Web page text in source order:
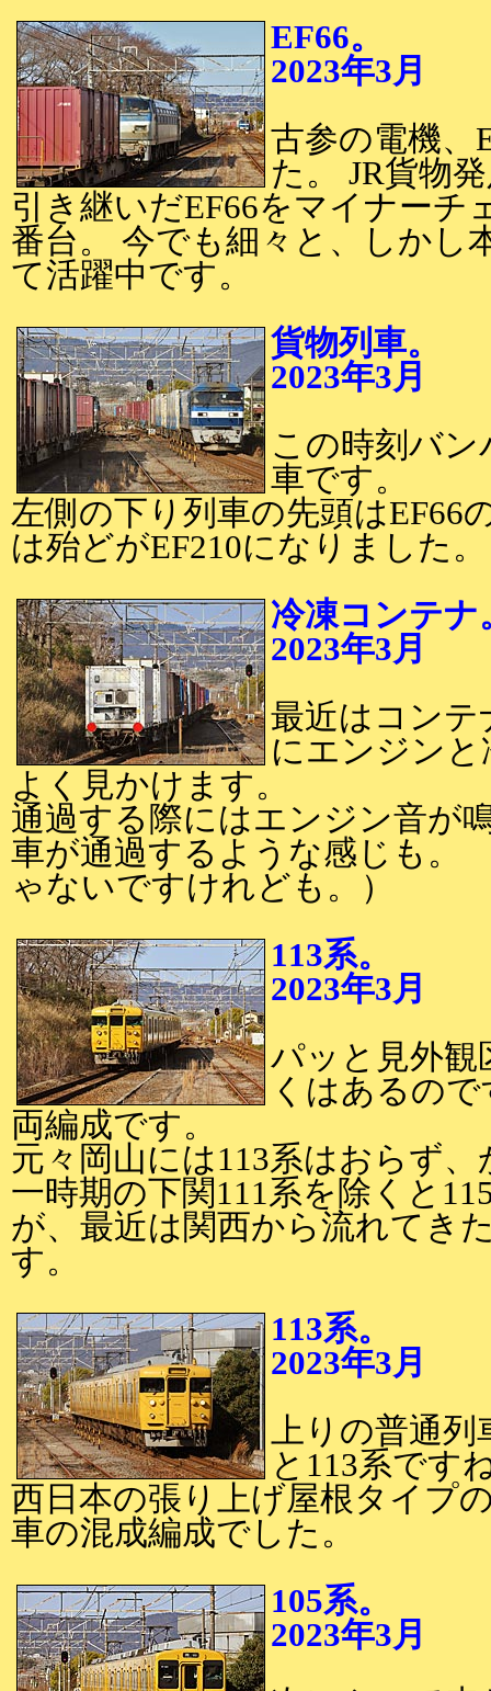
EF66。
2023年3月
古参の電機、
た。 JR貨物
引き継いだEF66をマイナーチ
番台。 今でも細々と、しかし
て活躍中です。
貨物列車。
2023年3月
この時刻バ
車です。
左側の下り列車の先頭はEF66
は殆どがEF210になりました。
冷凍コンテナ
2023年3月
最近はコンテ
にエンジン
よく見かけます。
通過する際にはエンジン音が
車が通過するような感じも。
ゃないですけれども。）
113系。
2023年3月
パッと見外観
くはあるの
両編成です。
元々岡山には113系はおらず
一時期の下関111系を除くと
が、最近は関西から流れてき
す。
113系。
2023年3月
上りの普通列
と113系です
西日本の張り上げ屋根タイプ
車の混成編成でした。
105系。
2023年3月